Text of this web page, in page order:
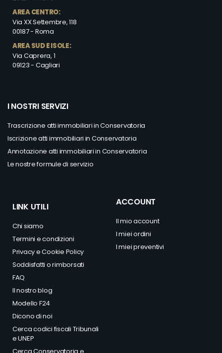
AREA CENTRO:
Via XX Settembre, 118
00187 - Roma
AREA SUD E ISOLE:
Via Caprera, 1
09123 - Cagliari
I NOSTRI SERVIZI
Trascrizione atti immobiliari in Conservatoria
Iscrizione atti immobiliari in Conservatoria
Annotazione atti immobiliari in Conservatoria
Le nostre formule di servizio
LINK UTILI
Chi siamo
Termini e condizioni
PrivacyeCookie Policy
Soddisfatti o rimborsati
FAQ
Il nostro blog
Modello F24
Dicono di noi
Cerca codici fiscali Tribunali
e UNEP
Cerca Conservatoria e
ACCOUNT
Il mio account
I miei ordini
I miei preventivi